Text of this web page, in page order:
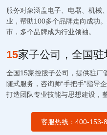
服务对象涵盖电子、电器、机械
业，帮助100多个品牌走向成功
市，多个品牌成为行业领袖。
15家子公司，全国驻
全国15家控股子公司，提供驻厂
随式服务，咨询师“手把手”指导
打造团队专业技能与思想建设，
客服热线：400-153-